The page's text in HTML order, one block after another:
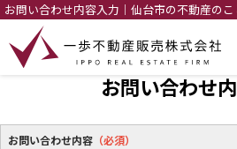
お問い合わせ内容入力｜仙台市の不動産の
産販売」
お問い合わせ
お問い合わせ内容 （必須）